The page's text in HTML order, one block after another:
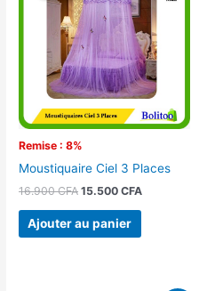
Remise : 8%
Moustiquaire Ciel 3 Places
16.900CFA
était :
16.900 CFA.
15.500CFA
15.500 CFA.
Ajouter au panier